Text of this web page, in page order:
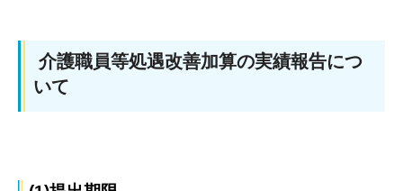
介護職員等処遇改善加算の実績報告につ
いて